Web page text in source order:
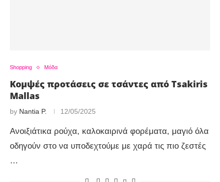
Shopping Μόδα
Κομψές προτάσεις σε τσάντες από Tsakiris
Mallas
by Nantia P. 12/05/2025
Ανοιξιάτικα ρούχα, καλοκαιρινά φορέματα, μαγιό όλα
οδηγούν στο να υποδεχτούμε με χαρά τις πιο ζεστές
…